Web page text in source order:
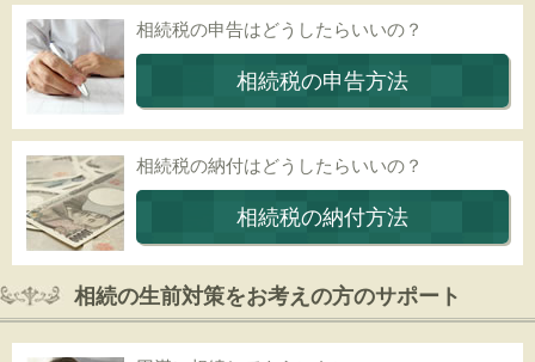
相続税の申告はどうしたらいいの？
相続税の申告方法
相続税の納付はどうしたらいいの？
相続税の納付方法
相続の生前対策をお考えの方のサポート